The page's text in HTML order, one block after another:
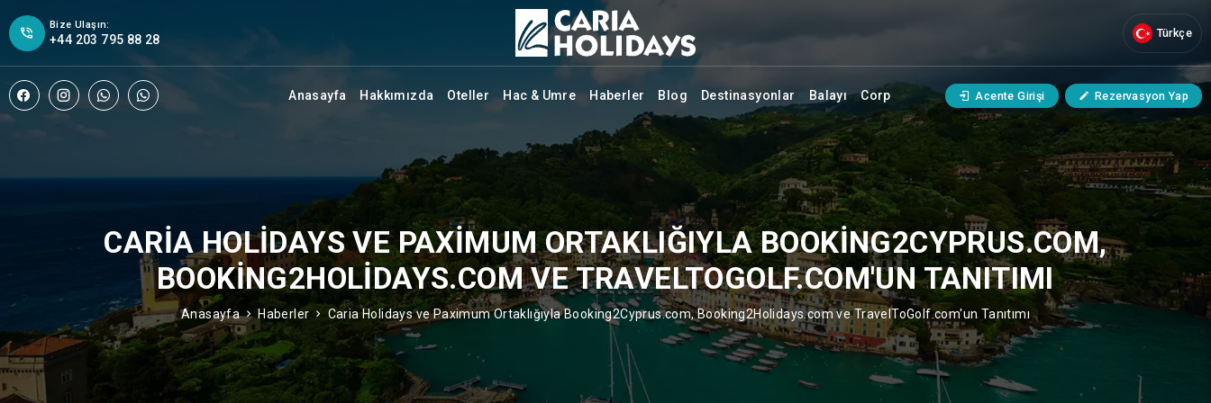
Bize Ulaşın:
+44 203 795 88 28 Türkçe
Anasayfa Hakkımızda Oteller Hac & Umre Haberler Blog Destinasyonlar Balayı Corp Acente Girişi Rezervasyon Yap
CARIA HOLIDAYS VE PAXIMUM ORTAKLIĞIYLA BOOKING2CYPRUS.COM,
BOOKING2HOLIDAYS.COM VE TRAVELTOGOLF.COM'UN TANITIMI
Anasayfa Haberler Caria Holidays ve Paximum Ortaklığıyla Booking2Cyprus.com, Booking2Holidays.com ve TravelToGolf.com'un Tanıtımı